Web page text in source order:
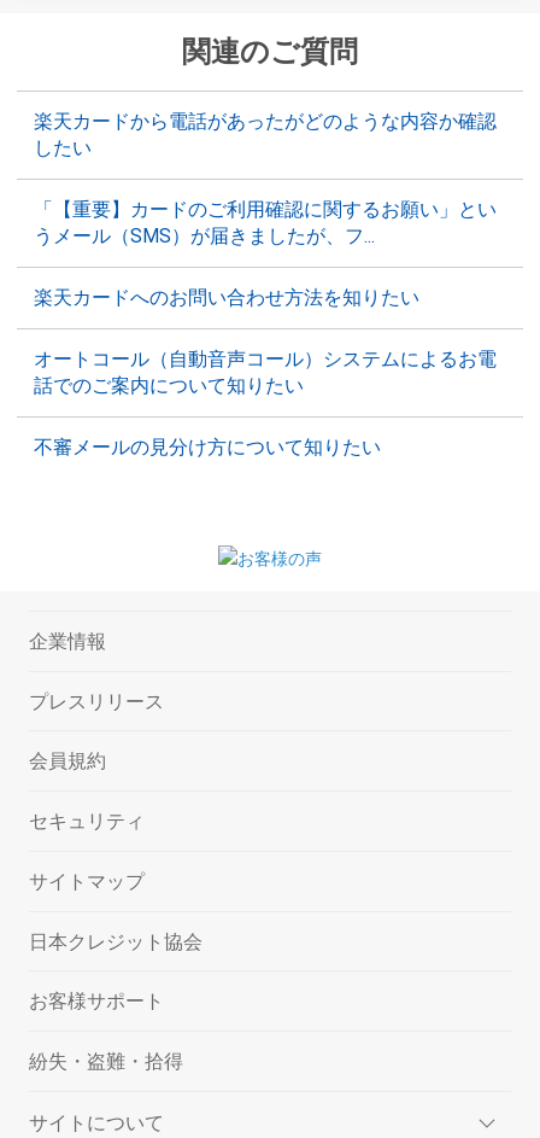
関連のご質問
楽天カードから電話があったがどのような内容か確認
したい
「【重要】カードのご利用確認に関するお願い」とい
うメール（SMS）が届きましたが、フ...
楽天カードへのお問い合わせ方法を知りたい
オートコール（自動音声コール）システムによるお電
話でのご案内について知りたい
不審メールの見分け方について知りたい
企業情報
プレスリリース
会員規約
セキュリティ
サイトマップ
日本クレジット協会
お客様サポート
紛失・盗難・拾得
サイトについて